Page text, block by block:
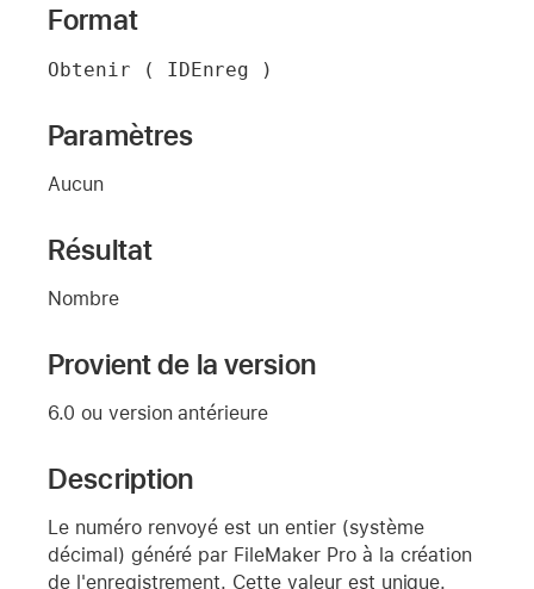
Format
Obtenir ( IDEnreg )
Paramètres
Aucun
Résultat
Nombre
Provient de la version
6.0 ou version antérieure
Description
Le numéro renvoyé est un entier (système
décimal) généré par FileMaker Pro à la création
de l'enregistrement. Cette valeur est unique.